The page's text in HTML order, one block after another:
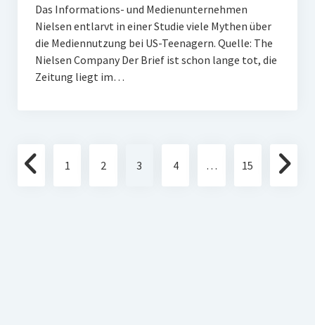
Das Informations- und Medienunternehmen
Nielsen entlarvt in einer Studie viele Mythen über
die Mediennutzung bei US-Teenagern. Quelle: The
Nielsen Company Der Brief ist schon lange tot, die
Zeitung liegt im…
Seitennummerierung
1 2 3 4 … 15